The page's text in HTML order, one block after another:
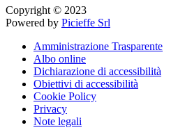
Copyright © 2023
Powered by Picieffe Srl
Amministrazione Trasparente
Albo online
Dichiarazione di accessibilità
Obiettivi di accessibilità
Cookie Policy
Privacy
Note legali